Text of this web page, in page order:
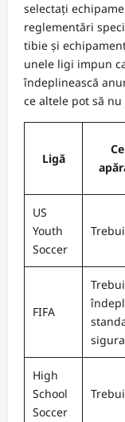
selectați
reglementări
tibie și
unele ligi impun
îndeplinească
ce altele pot să
Ligă
US
Youth
Soccer
FIFA
High
School
Soccer